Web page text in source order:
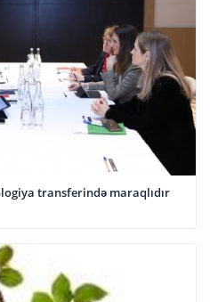
transferində maraqlıdır